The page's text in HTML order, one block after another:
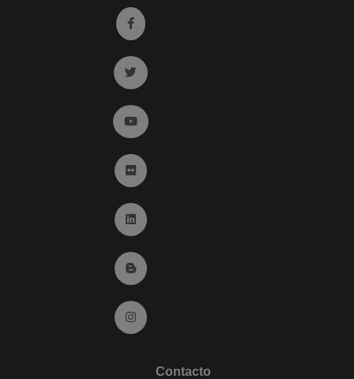
Ir a facebook (abre en ventana nueva)
Ir a twitter (abre en ventana nueva)
Ir a YouTube (abre en ventana nueva)
Ir a Flickr (abre en ventana nueva)
Ir a Linkedin (abre en ventana nueva)
Ir al Blog (abre en ventana nueva)
Ir a Instagram (abre en ventana nueva)
Contacto